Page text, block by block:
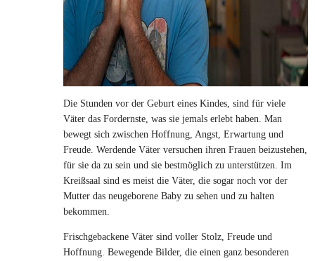
Die Stunden vor der Geburt eines Kindes, sind für viele
Väter das Fordernste, was sie jemals erlebt haben. Man
bewegt sich zwischen Hoffnung, Angst, Erwartung und
Freude. Werdende Väter versuchen ihren Frauen beizustehen,
für sie da zu sein und sie bestmöglich zu unterstützen. Im
Kreißsaal sind es meist die Väter, die sogar noch vor der
Mutter das neugeborene Baby zu sehen und zu halten
bekommen.
Frischgebackene Väter sind voller Stolz, Freude und
Hoffnung. Bewegende Bilder, die einen ganz besonderen